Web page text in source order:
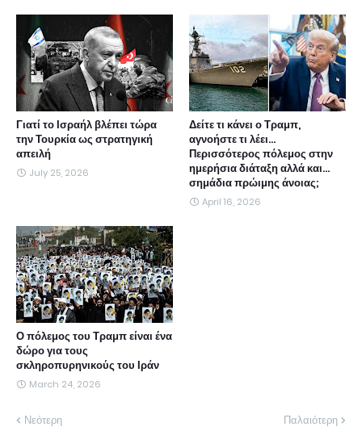
Γιατί το Ισραήλ βλέπει τώρα
την Τουρκία ως στρατηγική
απειλή
July 25, 2026
Δείτε τι κάνει ο Τραμπ,
αγνοήστε τι λέει...
Περισσότερος πόλεμος στην
ημερήσια διάταξη αλλά και...
σημάδια πρώιμης άνοιας;
April 16, 2026
Ο πόλεμος του Τραμπ είναι ένα
δώρο για τους
σκληροπυρηνικούς του Ιράν
March 24, 2026
Νεότερη Παλαιότερη